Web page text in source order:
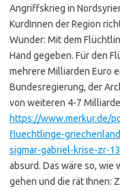
Angriffskrieg in
KurdInnen der Region
Wunder: Mit dem
Hand gegeben. Für den
mehrere Milliarden Euro
Bundesregierung, der
von weiteren 4-7
https://www.merkur.de/
fluechtlinge-
sigmar-gabriel-krise-zr-
absurd. Das wäre so, wie
gehen und die rät Ihnen: